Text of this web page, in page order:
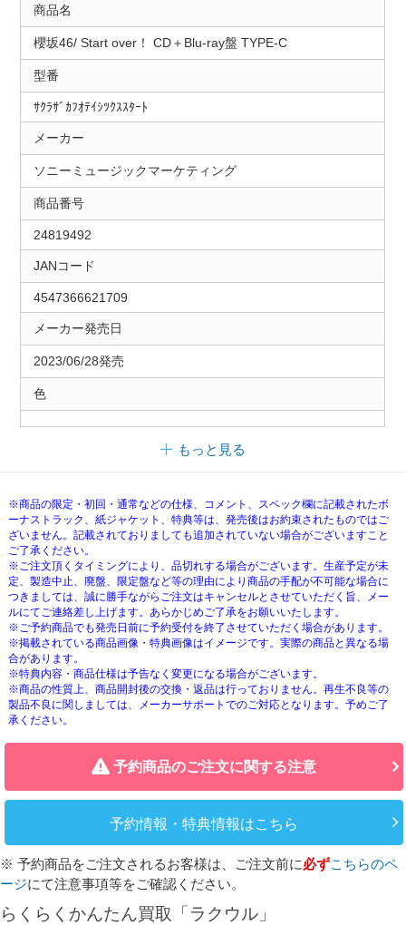
商品名
櫻坂46/ Start over！ CD＋Blu-ray盤 TYPE-C
型番
ｻｸﾗｻﾞｶﾌｵﾃｲｼﾂｸｽｽﾀｰﾄ
メーカー
ソニーミュージックマーケティング
商品番号
24819492
JANコード
4547366621709
メーカー発売日
2023/06/28発売
色
もっと見る
※商品の限定・初回・通常などの仕様、コメント、スペック欄に記載されたボ
ーナストラック、紙ジャケット、特典等は、発売後はお約束されたものではご
ざいません。記載されておりましても追加されていない場合がございますこと
ご了承ください。
※ご注文頂くタイミングにより、品切れする場合がございます。生産予定が未
定、製造中止、廃盤、限定盤など等の理由により商品の手配が不可能な場合に
つきましては、誠に勝手ながらご注文はキャンセルとさせていただく旨、メー
ルにてご連絡差し上げます。あらかじめご了承をお願いいたします。
※ご予約商品でも発売日前に予約受付を終了させていただく場合があります。
※掲載されている商品画像・特典画像はイメージです。実際の商品と異なる場
合があります。
※特典内容・商品仕様は予告なく変更になる場合がございます。
※商品の性質上、商品開封後の交換・返品は行っておりません。再生不良等の
製品不良に関しましては、メーカーサポートでのご対応となります。予めご了
承ください。
予約商品のご注文に関する注意
予約情報・特典情報はこちら
※ 予約商品をご注文されるお客様は、ご注文前に必ずこちらのペ
ージにて注意事項等をご確認ください。
らくらくかんたん買取「ラクウル」